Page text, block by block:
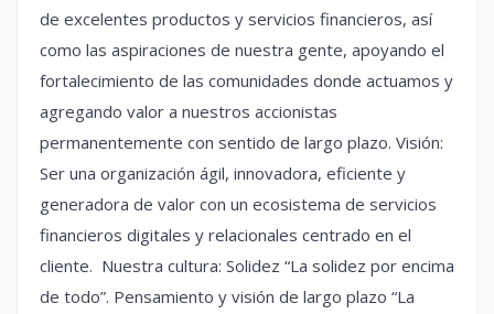
de excelentes productos y servicios financieros, así
como las aspiraciones de nuestra gente, apoyando el
fortalecimiento de las comunidades donde actuamos y
agregando valor a nuestros accionistas
permanentemente con sentido de largo plazo. Visión:
Ser una organización ágil, innovadora, eficiente y
generadora de valor con un ecosistema de servicios
financieros digitales y relacionales centrado en el
cliente. Nuestra cultura: Solidez “La solidez por encima
de todo”. Pensamiento y visión de largo plazo “La